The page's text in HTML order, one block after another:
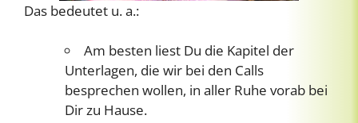
Das bedeutet u. a.:
Am besten liest Du die Kapitel der
Unterlagen, die wir bei den Calls
besprechen wollen, in aller Ruhe vorab bei
Dir zu Hause.